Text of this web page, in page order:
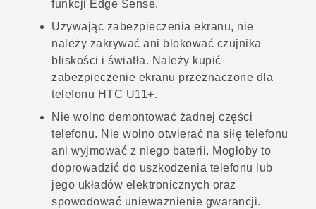
funkcji Edge Sense.
Używając zabezpieczenia ekranu, nie
należy zakrywać ani blokować czujnika
bliskości i światła. Należy kupić
zabezpieczenie ekranu przeznaczone dla
telefonu HTC U11‍+.
Nie wolno demontować żadnej części
telefonu. Nie wolno otwierać na siłę telefonu
ani wyjmować z niego baterii. Mogłoby to
doprowadzić do uszkodzenia telefonu lub
jego układów elektronicznych oraz
spowodować unieważnienie gwarancji.